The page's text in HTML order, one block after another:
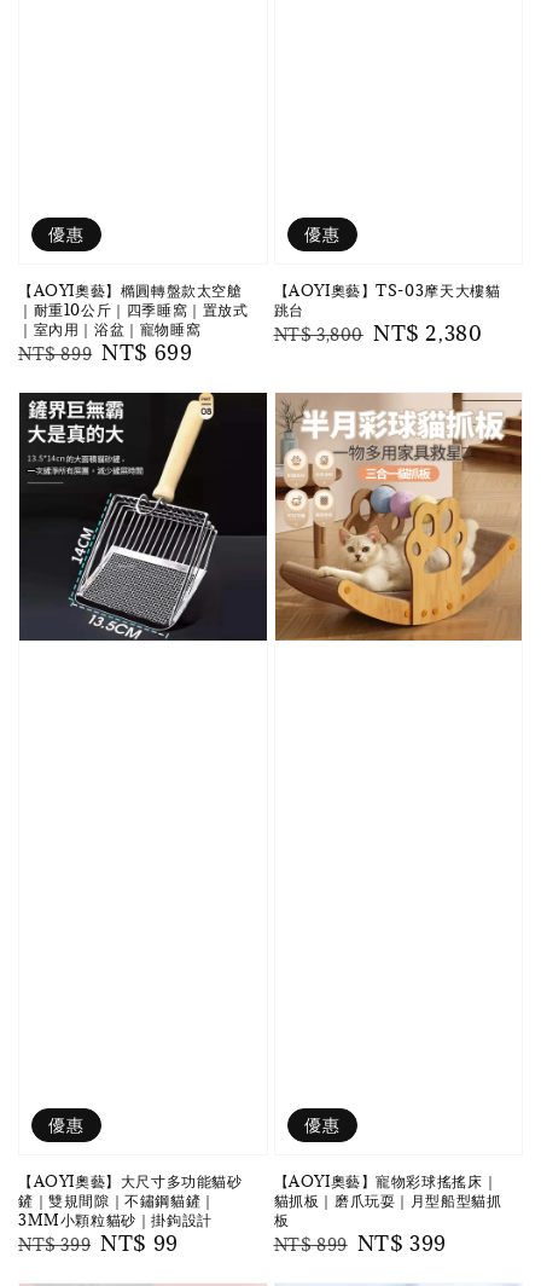
優惠
【AOYI奧藝】橢圓轉盤款太空艙
｜耐重10公斤｜四季睡窩｜置放式
｜室內用｜浴盆｜寵物睡窩
Regular
NT$ 899 Sale
NT$ 699
優惠
【AOYI奧藝】TS-03摩天大樓貓
跳台
Regular
NT$ 3,800 Sale
NT$ 2,380
優惠
【AOYI奧藝】大尺寸多功能貓砂
鏟｜雙規間隙｜不鏽鋼貓鏟｜
3MM小顆粒貓砂｜掛鉤設計
Regular
NT$ 399 Sale
NT$ 99
優惠
【AOYI奧藝】寵物彩球搖搖床｜
貓抓板｜磨爪玩耍｜月型船型貓抓
板
Regular
NT$ 899 Sale
NT$ 399